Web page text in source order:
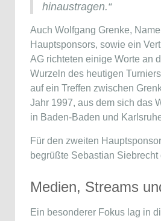
hinaustragen.“
Auch Wolfgang Grenke,
Hauptsponsors, sowie ein
AG richteten einige Worte an
Wurzeln des heutigen
auf ein Treffen zwischen
Jahr 1997, aus dem sich das
in Baden-Baden und
Für den zweiten
begrüßte Sebastian Siebrecht
Medien, Streams
Ein besonderer Fokus lag in